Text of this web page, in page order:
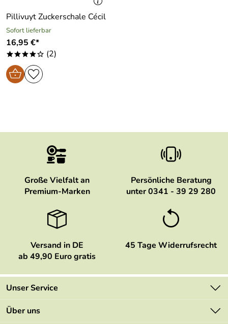
Pillivuyt Zuckerschale Cécil
Sofort lieferbar
16,95 €*
****o (2)
Große Vielfalt an
Premium-Marken
Persönliche Beratung
unter 0341 - 39 29 280
Versand in DE
ab 49,90 Euro gratis
45 Tage Widerrufsrecht
Unser Service
Kontakt
Über uns